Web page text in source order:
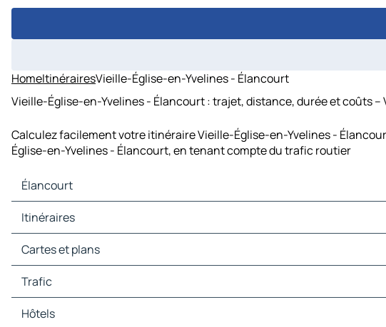
HomeItinérairesVieille-Église-en-Yvelines - Élancourt
Vieille-Église-en-Yvelines - Élancourt : trajet, distance, durée et coûts –
Calculez facilement votre itinéraire Vieille-Église-en-Yvelines -
Église-en-Yvelines - Élancourt, en tenant compte du trafic routier
Élancourt
Élancourt Cartes et plans
Élancourt Trafic
Élancourt Hôtels
Élancourt Restaurants
Élancourt Stations-service
Itinéraires
Itinéraires Élancourt - Paris
Itinéraires Élancourt - Versailles
Itinéraires Élancourt - Nanterre
Itinéraires Élancourt - Pontoise
Itinéraires Élancourt - Créteil
Itinéraires Élancourt - Bobigny
Cartes et plans
Cartes et plans Paris
Cartes et plans Versailles
Cartes et plans Nanterre
Cartes et plans Pontoise
Trafic
Trafic Paris
Trafic Versailles
Hôtels